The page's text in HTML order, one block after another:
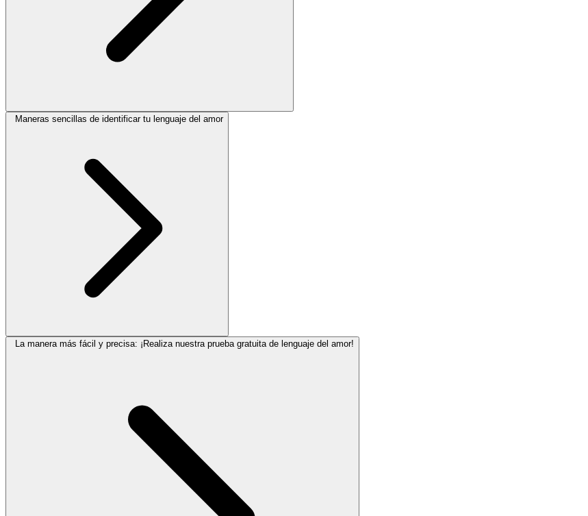
Maneras sencillas de identificar tu lenguaje del amor
La manera más fácil y precisa: ¡Realiza nuestra prueba gratuita de lenguaje del amor!